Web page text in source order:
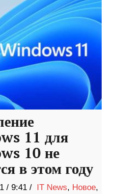
11 для
10 не
в этом году
/ 9:41 / IT News, Новое,